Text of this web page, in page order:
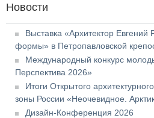
Новости
Выставка «Архитектор Евгений
формы» в Петропавловской
Международный конкурс
Перспектива 2026»
Итоги Открытого
зоны России «Неочевидное.
Дизайн-Конференция 2026